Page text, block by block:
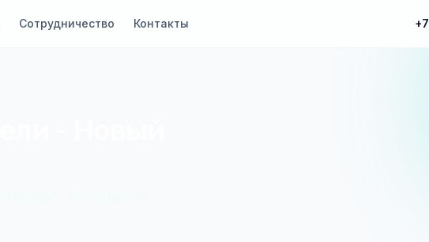
Сотрудничество Контакты